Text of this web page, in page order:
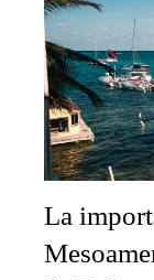
La